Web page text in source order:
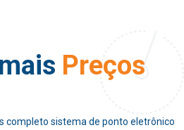
Preços
completo sistema de ponto eletrônico